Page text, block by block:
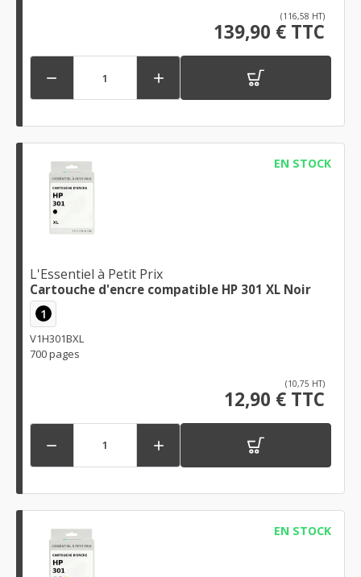
(116,58 HT)
139,90 € TTC
 
EN STOCK
L'Essentiel à Petit Prix
Cartouche d'encre compatible HP 301 XL Noir
1
V1H301BXL
700 pages
(10,75 HT)
12,90 € TTC
 
EN STOCK